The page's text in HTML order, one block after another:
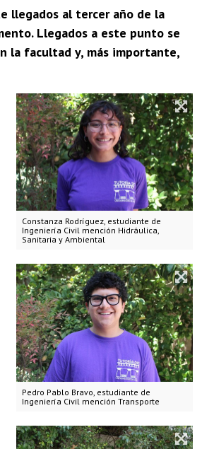
llegados al tercer año de la
Llegados a este punto se
la facultad y, más importante,
Constanza Rodríguez, estudiante de
Ingeniería Civil mención Hidráulica,
Sanitaria y Ambiental
Pedro Pablo Bravo, estudiante de
Ingeniería Civil mención Transporte